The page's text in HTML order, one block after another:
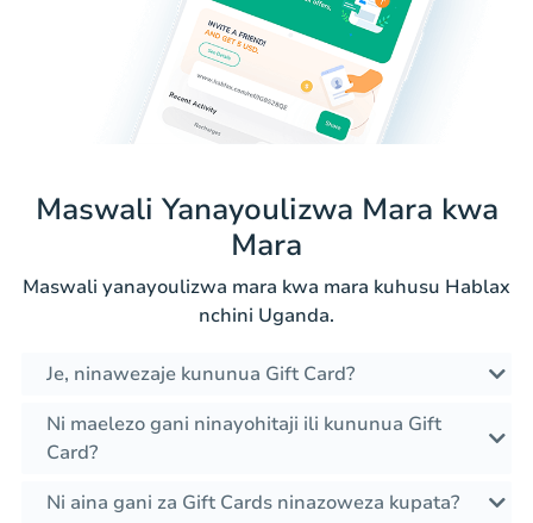
Maswali Yanayoulizwa Mara kwa
Mara
Maswali yanayoulizwa mara kwa mara kuhusu Hablax
nchini Uganda.
Je, ninawezaje kununua Gift Card?
Ni maelezo gani ninayohitaji ili kununua Gift
Card?
Ni aina gani za Gift Cards ninazoweza kupata?